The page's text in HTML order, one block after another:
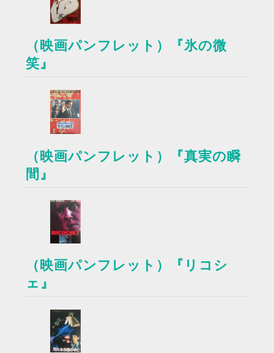
（映画パンフレット）『氷の微
笑』
（映画パンフレット）『真実の瞬
間』
（映画パンフレット）『リコシ
ェ』